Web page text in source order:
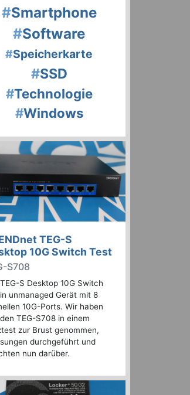
#Smartphone
#Software
#Speicherkarte
#SSD
#Technologie
#Windows
TEG-S
10G Switch Test
S708
S Desktop 10G Switch
unmanaged Gerät mit 8
10G-Ports. Wir haben
TEG-S708 in einem
zur Brust genommen,
durchgeführt und
nun darüber.